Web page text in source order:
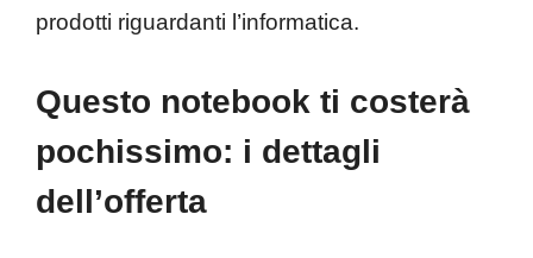
prodotti riguardanti l’informatica.
Questo notebook ti costerà
pochissimo: i dettagli
dell’offerta